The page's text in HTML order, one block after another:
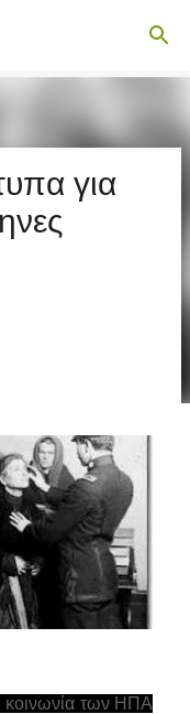
για
κοινωνία των ΗΠΑ